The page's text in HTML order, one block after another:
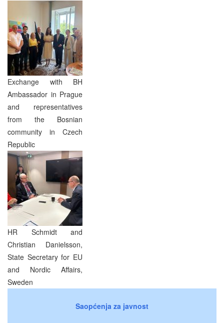
Exchange with BH
Ambassador in Prague
and representatives
from the Bosnian
community in Czech
Republic
HR Schmidt and
Christian Danielsson,
State Secretary for EU
and Nordic Affairs,
Sweden
Saopćenja za javnost